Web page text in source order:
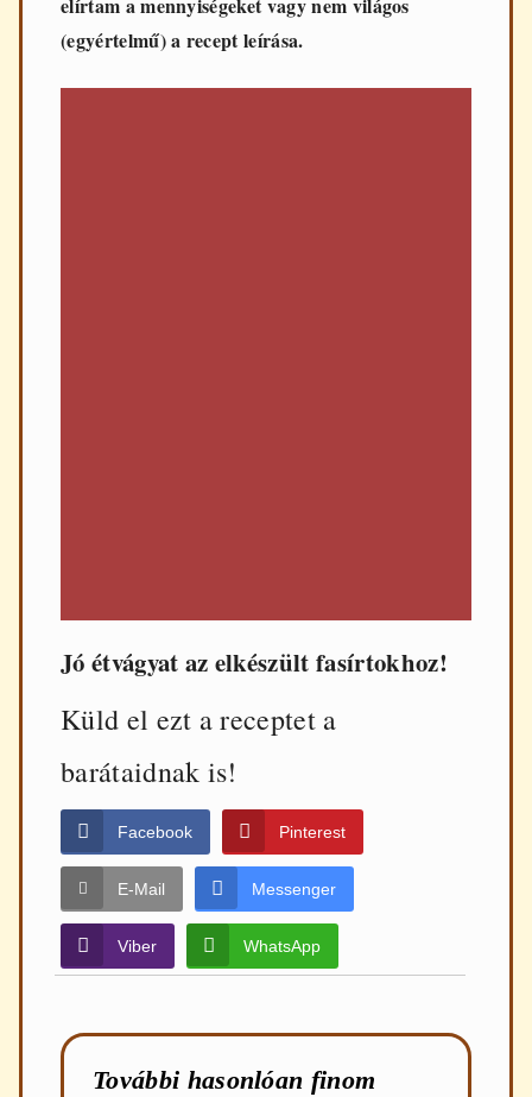
(egyértelmű) a recept leírása.
Jó étvágyat az elkészült fasírtokhoz!
Küld el ezt a receptet a
barátaidnak is!
Facebook Pinterest
E-Mail Messenger
Viber WhatsApp
További hasonlóan finom